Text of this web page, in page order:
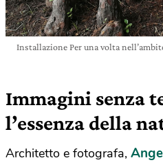
Installazione Per una volta
Immagini senza
l’essenza della
Architetto e fotografa,